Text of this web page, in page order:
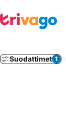
Suodattimet 1